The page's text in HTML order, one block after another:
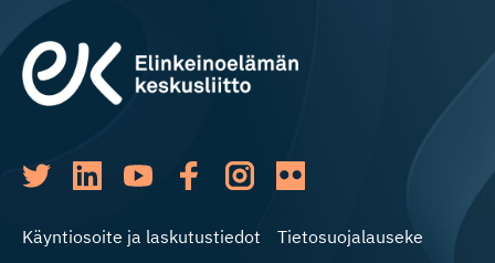
Käyntiosoite ja laskutustiedot Tietosuojalauseke